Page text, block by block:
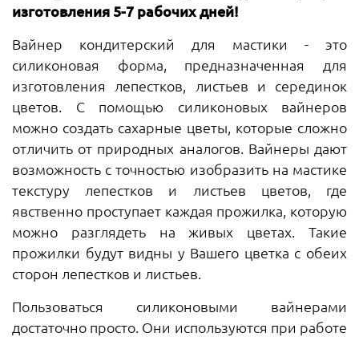
изготовления 5-7 рабочих дней!
Вайнер кондитерский для мастики - это
силиконовая форма, предназначенная для
изготовления лепестков, листьев и серединок
цветов. С помощью силиконовых вайнеров
можно создать сахарные цветы, которые сложно
отличить от природных аналогов. Вайнеры дают
возможность с точностью изобразить на мастике
текстуру лепестков и листьев цветов, где
явственно проступает каждая прожилка, которую
можно разглядеть на живых цветах. Такие
прожилки будут видны у Вашего цветка с обеих
сторон лепестков и листьев.
Пользоваться силиконовыми вайнерами
достаточно просто. Они используются при работе